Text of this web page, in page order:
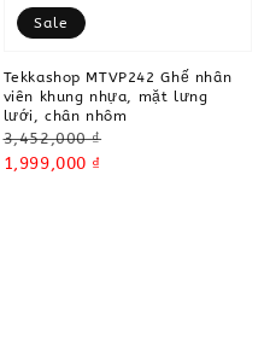
Sale
Tekkashop MTVP242 Ghế nhân
viên khung nhựa, mặt lưng
lưới, chân nhôm
Regular
price
3,452,000 ₫
Sale
1,999,000 ₫